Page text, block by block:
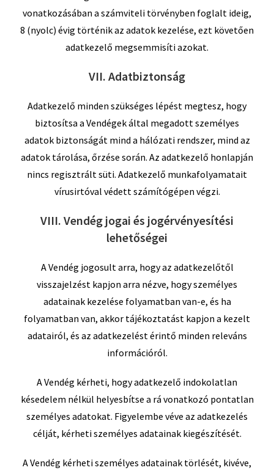
vonatkozásában a számviteli törvényben foglalt ideig,
8 (nyolc) évig történik az adatok kezelése, ezt követően
adatkezelő megsemmisíti azokat.
VII. Adatbiztonság
Adatkezelő minden szükséges lépést megtesz, hogy
biztosítsa a Vendégek által megadott személyes
adatok biztonságát mind a hálózati rendszer, mind az
adatok tárolása, őrzése során. Az adatkezelő honlapján
nincs regisztrált süti. Adatkezelő munkafolyamatait
vírusirtóval védett számítógépen végzi.
VIII. Vendég jogai és jogérvényesítési
lehetőségei
A Vendég jogosult arra, hogy az adatkezelőtől
visszajelzést kapjon arra nézve, hogy személyes
adatainak kezelése folyamatban van-e, és ha
folyamatban van, akkor tájékoztatást kapjon a kezelt
adatairól, és az adatkezelést érintő minden releváns
információról.
A Vendég kérheti, hogy adatkezelő indokolatlan
késedelem nélkül helyesbítse a rá vonatkozó pontatlan
személyes adatokat. Figyelembe véve az adatkezelés
célját, kérheti személyes adatainak kiegészítését.
A Vendég kérheti személyes adatainak törlését, kivéve,